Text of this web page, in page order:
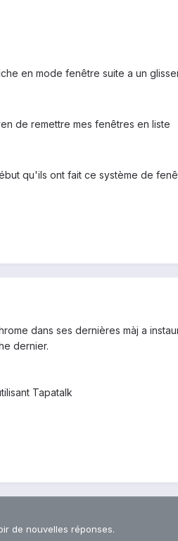
en mode fenêtre suite a un
de remettre mes fenêtres en liste
qu'ils ont fait ce système de
dans ses dernières màj a
dernier.
Tapatalk
de nouvelles réponses.